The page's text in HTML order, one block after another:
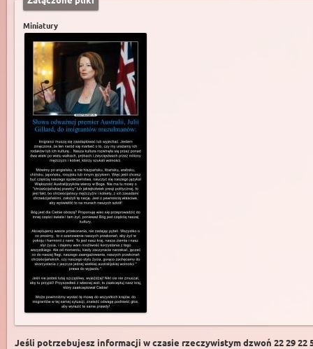
Miniatury
Jeśli potrzebujesz informacji w czasie rzeczywistym dzwoń 22 29 22